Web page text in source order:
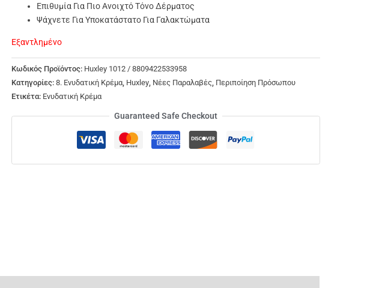
Επιθυμία Για Πιο Ανοιχτό Τόνο Δέρματος
Ψάχνετε Για Υποκατάστατο Για Γαλακτώματα
Εξαντλημένο
Κωδικός Προϊόντος: Huxley 1012 / 8809422533958
Κατηγορίες: 8. Ενυδατική Κρέμα, Huxley, Νέες Παραλαβές, Περιποίηση Πρόσωπου
Ετικέτα: Ενυδατική Κρέμα
Guaranteed Safe Checkout